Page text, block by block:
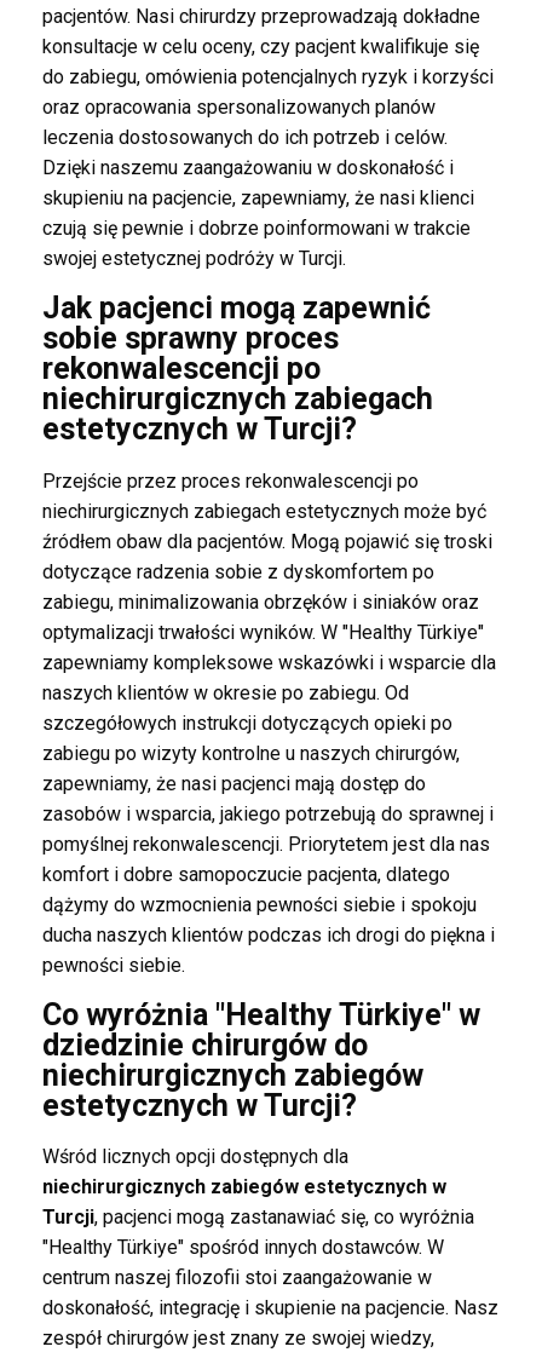
pacjentów. Nasi chirurdzy przeprowadzają dokładne
konsultacje w celu oceny, czy pacjent kwalifikuje się
do zabiegu, omówienia potencjalnych ryzyk i korzyści
oraz opracowania spersonalizowanych planów
leczenia dostosowanych do ich potrzeb i celów.
Dzięki naszemu zaangażowaniu w doskonałość i
skupieniu na pacjencie, zapewniamy, że nasi klienci
czują się pewnie i dobrze poinformowani w trakcie
swojej estetycznej podróży w Turcji.
Jak pacjenci mogą zapewnić
sobie sprawny proces
rekonwalescencji po
niechirurgicznych zabiegach
estetycznych w Turcji?
Przejście przez proces rekonwalescencji po
niechirurgicznych zabiegach estetycznych może być
źródłem obaw dla pacjentów. Mogą pojawić się troski
dotyczące radzenia sobie z dyskomfortem po
zabiegu, minimalizowania obrzęków i siniaków oraz
optymalizacji trwałości wyników. W "Healthy Türkiye"
zapewniamy kompleksowe wskazówki i wsparcie dla
naszych klientów w okresie po zabiegu. Od
szczegółowych instrukcji dotyczących opieki po
zabiegu po wizyty kontrolne u naszych chirurgów,
zapewniamy, że nasi pacjenci mają dostęp do
zasobów i wsparcia, jakiego potrzebują do sprawnej i
pomyślnej rekonwalescencji. Priorytetem jest dla nas
komfort i dobre samopoczucie pacjenta, dlatego
dążymy do wzmocnienia pewności siebie i spokoju
ducha naszych klientów podczas ich drogi do piękna i
pewności siebie.
Co wyróżnia "Healthy Türkiye" w
dziedzinie chirurgów do
niechirurgicznych zabiegów
estetycznych w Turcji?
Wśród licznych opcji dostępnych dla
niechirurgicznych zabiegów estetycznych w
Turcji, pacjenci mogą zastanawiać się, co wyróżnia
"Healthy Türkiye" spośród innych dostawców. W
centrum naszej filozofii stoi zaangażowanie w
doskonałość, integrację i skupienie na pacjencie. Nasz
zespół chirurgów jest znany ze swojej wiedzy,